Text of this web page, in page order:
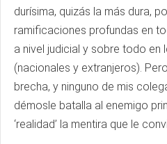
durísima, quizás la más dura,
ramificaciones profundas en
a nivel judicial y sobre todo en
(nacionales y extranjeros).
brecha, y ninguno de mis
démosle batalla al enemigo
‘realidad’ la mentira que le